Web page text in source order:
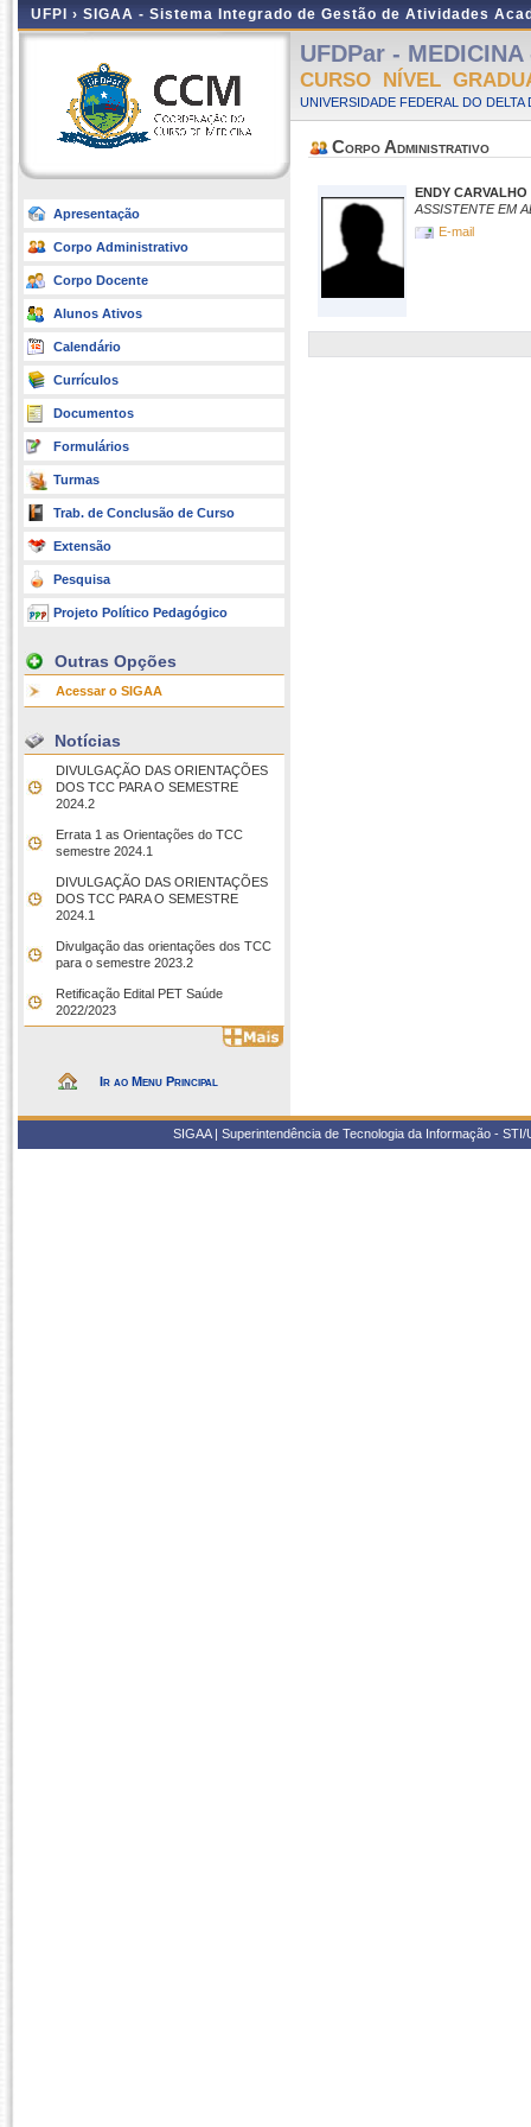
UFPI › SIGAA - Sistema Integrado de Gestão de Atividades
Apresentação
Corpo Administrativo
Corpo Docente
Alunos Ativos
Calendário
Currículos
Documentos
Formulários
Turmas
Trab. de Conclusão de Curso
Extensão
Pesquisa
Projeto Político Pedagógico
Outras Opções
Acessar o SIGAA
Notícias
DIVULGAÇÃO DAS ORIENTAÇÕES
DOS TCC PARA O SEMESTRE
2024.2
Errata 1 as Orientações do TCC
semestre 2024.1
DIVULGAÇÃO DAS ORIENTAÇÕES
DOS TCC PARA O SEMESTRE
2024.1
Divulgação das orientações dos TCC
para o semestre 2023.2
Retificação Edital PET Saúde
2022/2023
Ir ao Menu Principal
UFDPar -
CURSO NÍVEL
UNIVERSIDADE FEDERAL DO DELTA
Corpo Administrativo
ENDY CARVALHO
ASSISTENTE EM
E-mail
SIGAA | Superintendência de Tecnologia da Informação -